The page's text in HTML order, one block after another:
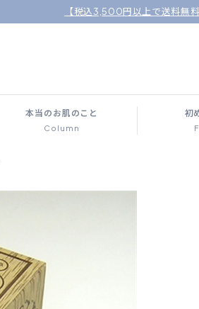
【税込3,500円以上で送料無料
本当のお肌のこと
Column
初